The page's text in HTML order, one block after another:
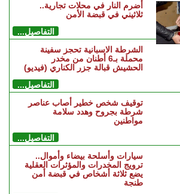
أضرم النار في محلات تجارية..
ثلاثيني في قبضة الأمن
التفاصيل...
الشرطة الاسبانية تحجز سفينة
محملة بـ6 أطنان من مخدر
الحشيش قبالة جزر الكناري (فيديو)
التفاصيل...
توقيف شخص خطير أصاب عناصر
شرطة بجروح وهدد سلامة
مواطنين
التفاصيل...
سيارات وأسلحة بيضاء وأموال..
ترويج المخدرات والمؤثرات العقلية
يضع ثلاثة أشخاص في قبضة أمن
طنجة